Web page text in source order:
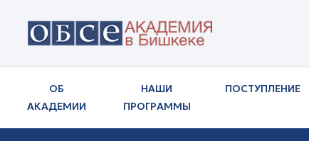
ОБ
АКАДЕМИИ
НАШИ
ПРОГРАММЫ
ПОСТУПЛЕНИЕ